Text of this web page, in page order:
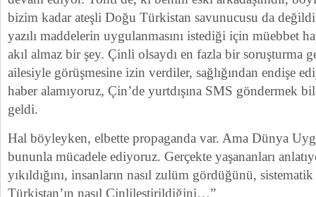
bizim kadar ateşli Doğu Türkistan savunucusu da
yazılı maddelerin uygulanmasını istediği için müebbet
akıl almaz bir şey. Çinli olsaydı en fazla bir soruşturma
ailesiyle görüşmesine izin verdiler, sağlığından endişe
haber alamıyoruz, Çin’de yurtdışına SMS göndermek
geldi.
Hal böyleyken, elbette propaganda var. Ama Dünya
bununla mücadele ediyoruz. Gerçekte yaşananları
yıkıldığını, insanların nasıl zulüm gördüğünü,
Türkistan’ın nasıl Çinlileştirildiğini…”